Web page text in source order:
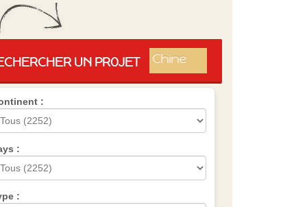
UN PROJET
Pérou
Chine
Espagne
Brésil
Mexique
Groupe
:
:
: